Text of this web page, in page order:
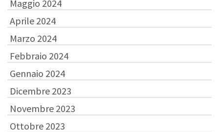
Maggio 2024
Aprile 2024
Marzo 2024
Febbraio 2024
Gennaio 2024
Dicembre 2023
Novembre 2023
Ottobre 2023